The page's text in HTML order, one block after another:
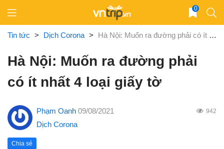
content
0
Tin tức > Dịch Corona > Hà Nội: Muốn ra đường phải có ít nhất 4 loại giấy tờ
Hà Nội: Muốn ra đường phải
có ít nhất 4 loại giấy tờ
Phạm Oanh 09/08/2021 942
Dịch Corona
Chia sẻ